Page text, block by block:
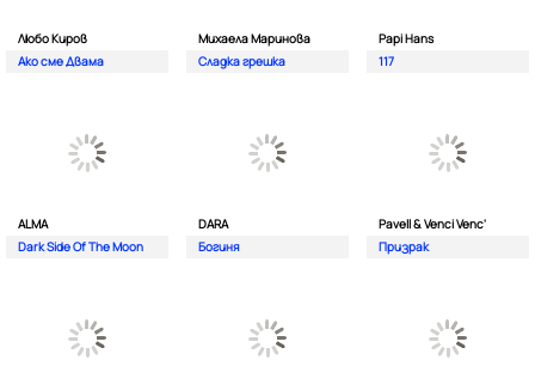
Любо Киров
Ако сме Двама
Михаела Маринова
Сладка грешка
Papi Hans
117
ALMA
Dark Side Of The Moon
DARA
Богиня
Pavell & Venci Venc'
Призрак